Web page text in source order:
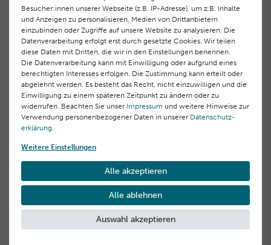
Offizieller Herstellershop
direkt & sicher einkaufen
Kostenloser Versand
innerhalb Deutschlands
**
Besucher:innen unserer Webseite (z.B. IP-Adresse), um z.B. Inhalte
und Anzeigen zu personalisieren, Medien von Drittanbietern
einzubinden oder Zugriffe auf unsere Website zu analysieren. Die
Datenverarbeitung erfolgt erst durch gesetzte Cookies. Wir teilen
diese Daten mit Dritten, die wir in den Einstellungen benennen.
Die Datenverarbeitung kann mit Einwilligung oder aufgrund eines
berechtigten Interesses erfolgen. Die Zustimmung kann erteilt oder
abgelehnt werden. Es besteht das Recht, nicht einzuwilligen und die
Einwilligung zu einem späteren Zeitpunkt zu ändern oder zu
widerrufen. Beachten Sie unser Impressum und weitere Hinweise zur
Verwendung personenbezogener Daten in unserer Daten­schutz­
erklärung.
Weitere Einstellungen
Alle akzeptieren
Alle ablehnen
Auswahl akzeptieren